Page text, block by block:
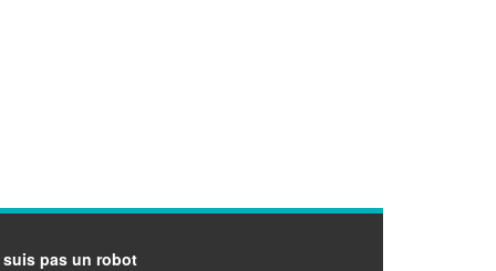
pas un robot